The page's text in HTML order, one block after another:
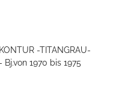
-TITANGRAU-
1970 bis 1975